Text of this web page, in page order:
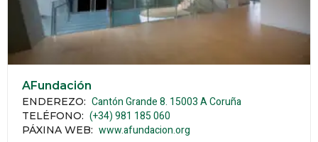
AFundación
ENDEREZO: Cantón Grande 8. 15003A Coruña
TELÉFONO: (+34) 981 185 060
PÁXINA WEB: www.afundacion.org